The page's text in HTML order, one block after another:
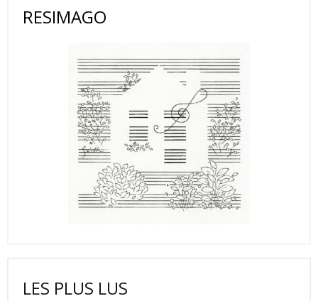
RESIMAGO
LES PLUS LUS